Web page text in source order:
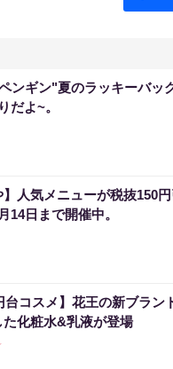
ンギン"夏のラッキーバッ
だよ~。
】人気メニューが税抜150
14日まで開催中。
台コスメ】花王の新ブラ
た化粧水&乳液が登場